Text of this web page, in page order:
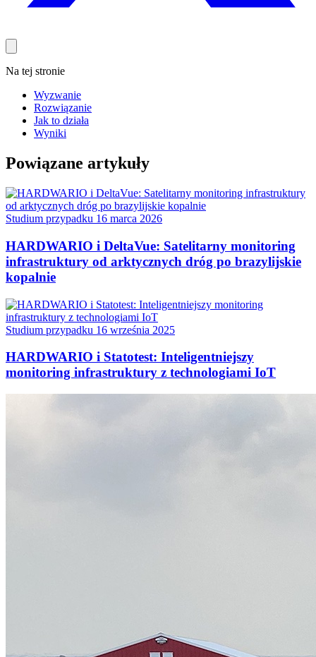
Na tej stronie
Wyzwanie
Rozwiązanie
Jak to działa
Wyniki
Powiązane artykuły
Studium przypadku 16 marca 2026
HARDWARIO i DeltaVue: Satelitarny monitoring
infrastruktury od arktycznych dróg po brazylijskie
kopalnie
Studium przypadku 16 września 2025
HARDWARIO i Statotest: Inteligentniejszy
monitoring infrastruktury z technologiami IoT